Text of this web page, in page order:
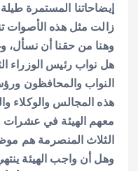
إيضاحاتنا المستمرة
زالت مثل هذه الأصوات
وهنا من حقنا أن نسأل،
هل نواب رئيس الوزراء
النواب والمحافظون
هذه المجالس والوكلاء
معهم الهيئة في عشرات
الثلاث المنصرمة هم
وهل أن واجب الهيئة